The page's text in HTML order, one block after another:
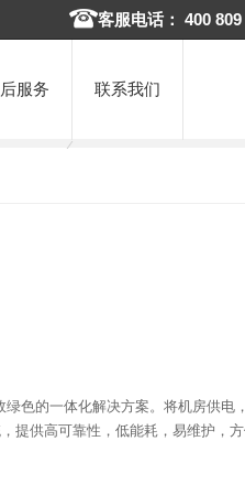
客服电话： 400 809
服务 联系我们
色的一体化解决方案。将机房供电
提供高可靠性，低能耗，易维护，